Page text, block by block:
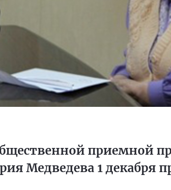
приемной
Медведева 1 декабря